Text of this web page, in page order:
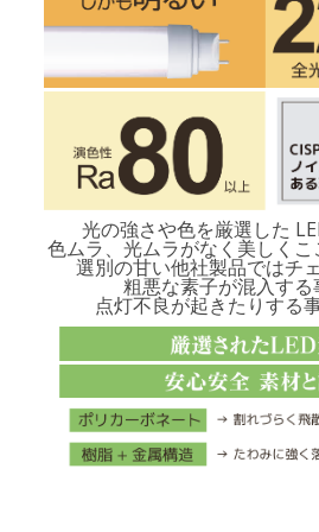
光の強さや色を厳選した
色ムラ、光ムラがなく美しくこ
選別の甘い他社製品ではチ
粗悪な素子が混入する
点灯不良が起きたりする